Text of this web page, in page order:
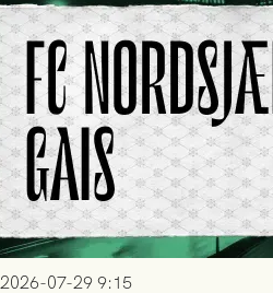
2026-07-29 9:15